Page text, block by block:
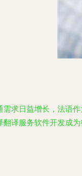
求日益增长，法语
译服务软件开发成